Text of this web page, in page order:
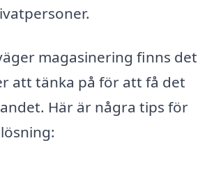
magasinering finns det
att tänka på för att få det
Här är några tips för